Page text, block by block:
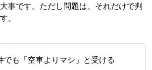
事です。ただし問題は、それだけで判
。
でも「空車よりマシ」と受ける